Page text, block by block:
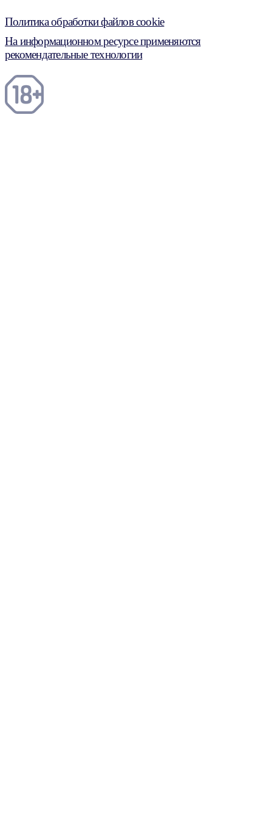
Политика обработки файлов cookie
На информационном ресурсе применяются
рекомендательные технологии